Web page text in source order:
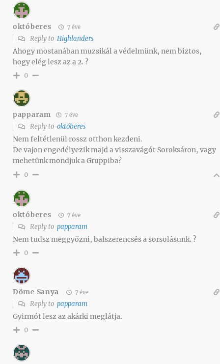
októberes 7 éve
Reply to Highlanders
Ahogy mostanában muzsikál a védelmünk, nem biztos,
hogy elég lesz az a 2. ?
0
papparam 7 éve
Reply to októberes
Nem feltétlenül rossz otthon kezdeni.
De vajon engedélyezik majd a visszavágót Soroksáron, vagy
mehetünk mondjuk a Gruppiba?
0
októberes 7 éve
Reply to papparam
Nem tudsz meggyőzni, balszerencsés a sorsolásunk. ?
0
Döme Sanya 7 éve
Reply to papparam
Gyirmót lesz az akárki meglátja.
0